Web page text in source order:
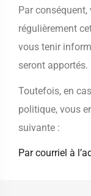
Par
régulièrement
vous tenir
seront apportés.
Toutefois, en
politique, vous
suivante :
Par courriel à